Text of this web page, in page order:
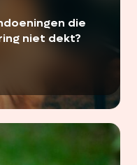
die
niet dekt?